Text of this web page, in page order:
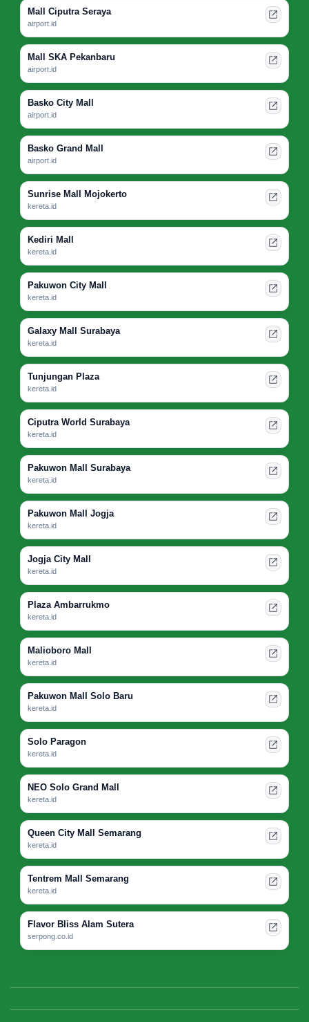
Mall Ciputra Seraya
airport.id
Mall SKA Pekanbaru
airport.id
Basko City Mall
airport.id
Basko Grand Mall
airport.id
Sunrise Mall Mojokerto
kereta.id
Kediri Mall
kereta.id
Pakuwon City Mall
kereta.id
Galaxy Mall Surabaya
kereta.id
Tunjungan Plaza
kereta.id
Ciputra World Surabaya
kereta.id
Pakuwon Mall Surabaya
kereta.id
Pakuwon Mall Jogja
kereta.id
Jogja City Mall
kereta.id
Plaza Ambarrukmo
kereta.id
Malioboro Mall
kereta.id
Pakuwon Mall Solo Baru
kereta.id
Solo Paragon
kereta.id
NEO Solo Grand Mall
kereta.id
Queen City Mall Semarang
kereta.id
Tentrem Mall Semarang
kereta.id
Flavor Bliss Alam Sutera
serpong.co.id